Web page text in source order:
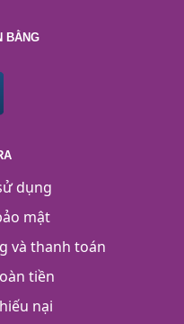
BẰNG
dụng
mật
và thanh toán
tiền
nại